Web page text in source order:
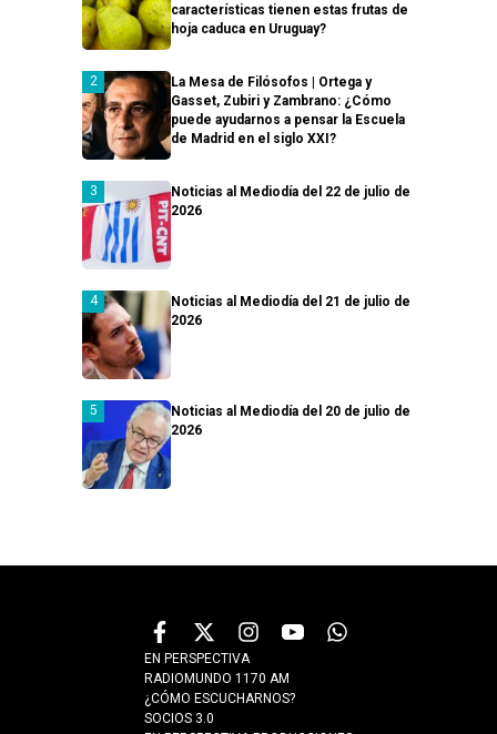
características tienen estas frutas de
hoja caduca en Uruguay?
La Mesa de Filósofos | Ortega y
Gasset, Zubiri y Zambrano: ¿Cómo
puede ayudarnos a pensar la Escuela
de Madrid en el siglo XXI?
Noticias al Mediodía del 22 de julio de
2026
Noticias al Mediodía del 21 de julio de
2026
Noticias al Mediodía del 20 de julio de
2026
EN PERSPECTIVA
RADIOMUNDO 1170 AM
¿CÓMO ESCUCHARNOS?
SOCIOS 3.0